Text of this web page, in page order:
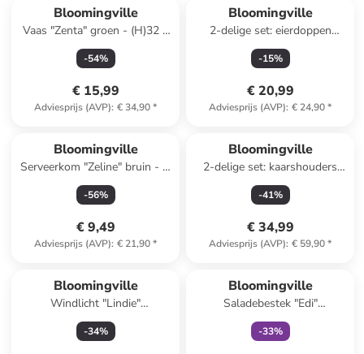
Bloomingville
Vaas "Zenta" groen - (H)32 x
Ø 13 cm
-54%
€ 15,99
Adviesprijs (AVP): € 34,90*
Bloomingville
2-delige set: eierdoppen
"Birdy" blauw/geel - (B)8 x
(H)8 cm
-15%
€ 20,99
Adviesprijs (AVP): € 24,90*
Bloomingville
Serveerkom "Zeline" bruin - Ø
15 cm
-56%
€ 9,49
Adviesprijs (AVP): € 21,90*
Bloomingville
2-delige set: kaarshouders
''Rory'' wit/zwart
-41%
€ 34,99
Adviesprijs (AVP): € 59,90*
Bloomingville
Windlicht "Lindie"
wit/grijs/lichtbruin - (H)12 x Ø
12 cm
-34%
Bloomingville
Saladebestek "Edi"
goudkleurig - (L)26,5 cm
-33%